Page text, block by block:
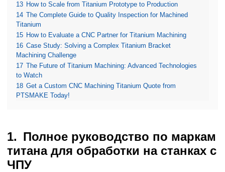
13 How to Scale from Titanium Prototype to Production
14 The Complete Guide to Quality Inspection for Machined
Titanium
15 How to Evaluate a CNC Partner for Titanium Machining
16 Case Study: Solving a Complex Titanium Bracket
Machining Challenge
17 The Future of Titanium Machining: Advanced Technologies
to Watch
18 Get a Custom CNC Machining Titanium Quote from
PTSMAKE Today!
Полное руководство по маркам
титана для обработки на станках с
ЧПУ